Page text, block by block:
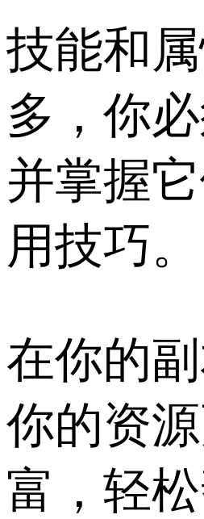
技能和
多，你
并掌握
用技巧。
在你的副
你的资
富，轻